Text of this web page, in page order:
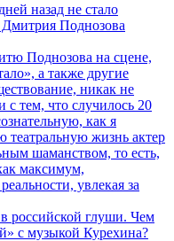
назад не стало
Дмитрия Поднозова
Поднозова на сцене,
а также другие
никак не
тем, что случилось 20
как я
жизнь актер
шаманством, то есть,
максимум,
увлекая за
российской глуши. Чем
с музыкой Курехина?